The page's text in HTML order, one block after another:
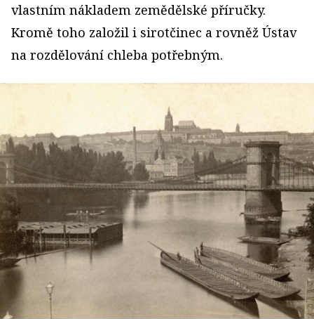
vlastním nákladem zemědělské příručky.
Kromě toho založil i sirotčinec a rovněž Ústav
na rozdělování chleba potřebným.